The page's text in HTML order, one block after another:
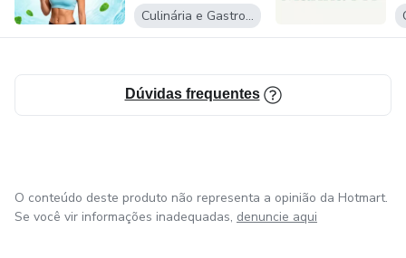
Culinária e Gastronomia
Dúvidas frequentes
O conteúdo deste produto não representa a opinião da Hotmart.
Se você vir informações inadequadas, denuncie aqui